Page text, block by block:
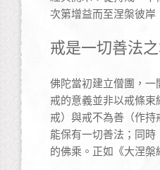
次第增益而至涅槃彼
戒是一切善
佛陀當初建立僧團，
戒的意義並非以戒條
戒）與戒不為善（作
能保有一切善法；同
的佛乘。正如《大涅